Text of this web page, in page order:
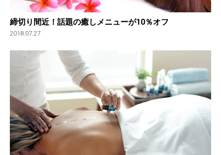
締切り間近！話題の癒しメニューが10％オフ
2018.07.27